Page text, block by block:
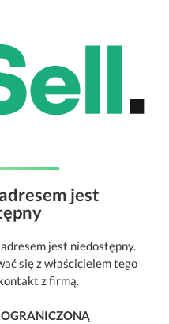
jest
jest niedostępny.
się z właścicielem tego
z firmą.